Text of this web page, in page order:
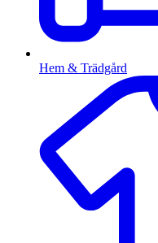
Hem & Trädgård